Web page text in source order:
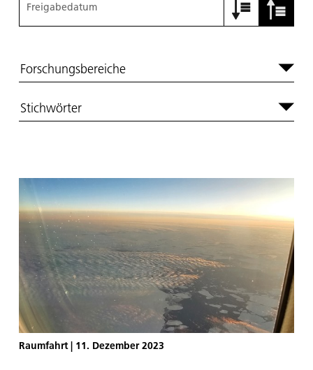
Freigabedatum
Forschungsbereiche
Stichwörter
Raumfahrt| 11. Dezember 2023